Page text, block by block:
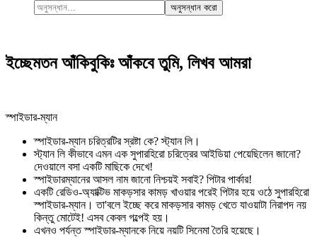
অনুসন্ধান করো
ইচ্ছেমতন আঁকিবুকিঃ আঁকবে তুমি, লিখব আমরা
স্পাইডার-ম্যান
স্পাইডার-ম্যান চরিত্রটির স্রষ্টা কে? স্ট্যান লি।
স্ট্যান লি কীভাবে এমন এক সুপারহিরো চরিত্রের আইডিয়া পেয়েছিলেন জানো?
দেওয়ালে বসা একটি মাছিকে দেখে!
স্পাইডারম্যানের আসল নাম জানো নিশ্চয়ই সবাই? পিটার পার্কার!
একটি রেডিও-অ্যাক্টিভ মাকড়সার কামড় খাওয়ার পরেই পিটার হয়ে ওঠে সুপারহিরো
স্পাইডার-ম্যান। তা'বলে ইচ্ছে করে মাকড়সার কামড় খেতে যাওয়াটা নিরাপদ নয়
কিন্তু মোটেই! এসব কেবল গল্পেই হয়।
এখনও পর্যন্ত স্পাইডার-ম্যানকে নিয়ে নয়টি সিনেমা তৈরি হয়েছে।